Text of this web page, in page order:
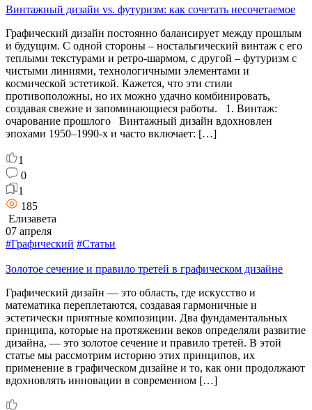
Винтажный дизайн vs. футуризм: как сочетать несочетаемое
Графический дизайн постоянно балансирует между прошлым
и будущим. С одной стороны – ностальгический винтаж с его
теплыми текстурами и ретро-шармом, с другой – футуризм с
чистыми линиями, технологичными элементами и
космической эстетикой. Кажется, что эти стили
противоположны, но их можно удачно комбинировать,
создавая свежие и запоминающиеся работы. 1. Винтаж:
очарование прошлого Винтажный дизайн вдохновлен
эпохами 1950–1990-х и часто включает: […]
1
0
1
185
Елизавета
07 апреля
#Графический #Статьи
Золотое сечение и правило третей в графическом дизайне
Графический дизайн — это область, где искусство и
математика переплетаются, создавая гармоничные и
эстетически приятные композиции. Два фундаментальных
принципа, которые на протяжении веков определяли развитие
дизайна, — это золотое сечение и правило третей. В этой
статье мы рассмотрим историю этих принципов, их
применение в графическом дизайне и то, как они продолжают
вдохновлять инновации в современном […]